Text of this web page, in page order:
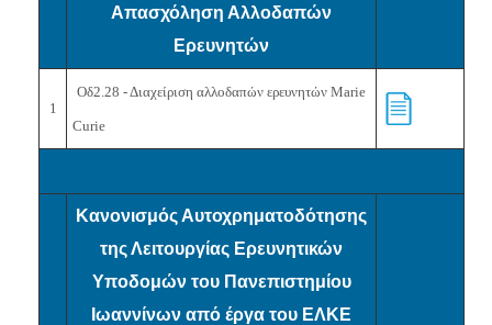
Απασχόληση Αλλοδαπών
Ερευνητών
1
Οδ2.28 - Διαχείριση αλλοδαπών ερευνητών Marie
Curie
Κανoνισμός Αυτοχρηματοδότησης
της Λειτουργίας Ερευνητικών
Υποδομών του Πανεπιστημίου
Ιωαννίνων από έργα του ΕΛΚΕ